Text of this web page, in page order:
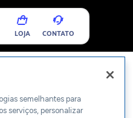
LOJA CONTATO
semelhantes para
serviços, personalizar